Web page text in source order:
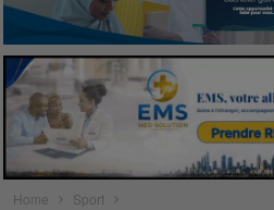
Home Sport